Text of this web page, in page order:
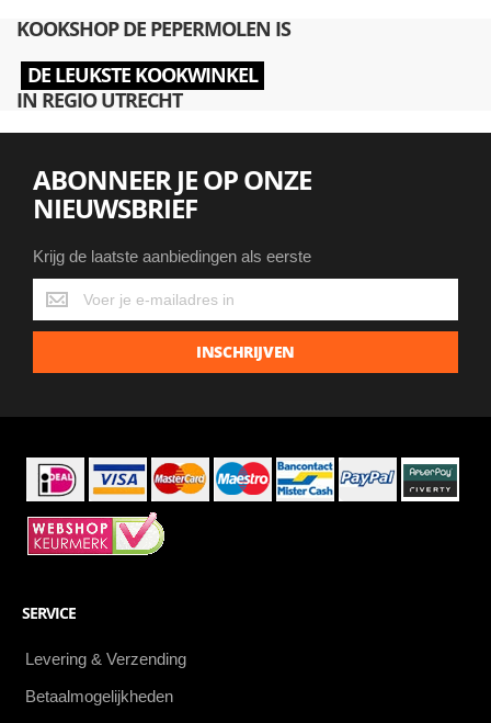
KOOKSHOP DE PEPERMOLEN IS
DE LEUKSTE KOOKWINKEL
IN REGIO UTRECHT
ABONNEER JE OP ONZE
NIEUWSBRIEF
Krijg de laatste aanbiedingen als eerste
Krijg
de
laatste
INSCHRIJVEN
SERVICE
Levering & Verzending
Betaalmogelijkheden